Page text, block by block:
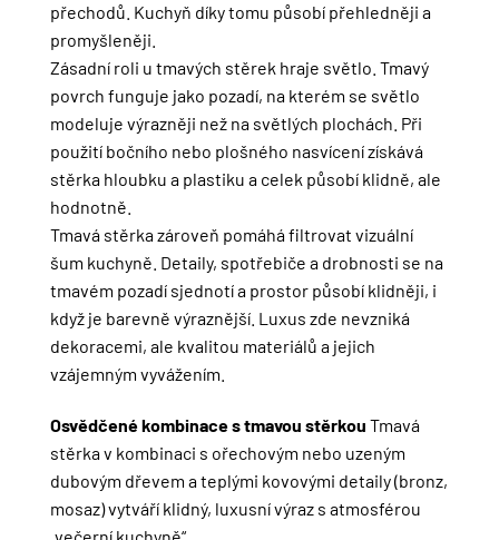
přechodů. Kuchyň díky tomu působí přehledněji a
promyšleněji.
Zásadní roli u tmavých stěrek hraje světlo. Tmavý
povrch funguje jako pozadí, na kterém se světlo
modeluje výrazněji než na světlých plochách. Při
použití bočního nebo plošného nasvícení získává
stěrka hloubku a plastiku a celek působí klidně, ale
hodnotně.
Tmavá stěrka zároveň pomáhá filtrovat vizuální
šum kuchyně. Detaily, spotřebiče a drobnosti se na
tmavém pozadí sjednotí a prostor působí klidněji, i
když je barevně výraznější. Luxus zde nevzniká
dekoracemi, ale kvalitou materiálů a jejich
vzájemným vyvážením.
Osvědčené kombinace s tmavou stěrkou Tmavá
stěrka v kombinaci s ořechovým nebo uzeným
dubovým dřevem a teplými kovovými detaily (bronz,
mosaz) vytváří klidný, luxusní výraz s atmosférou